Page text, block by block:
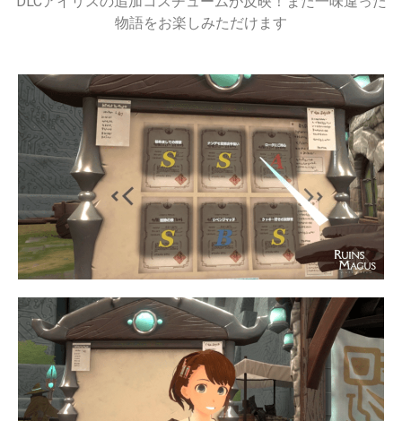
物語をお楽しみただけます